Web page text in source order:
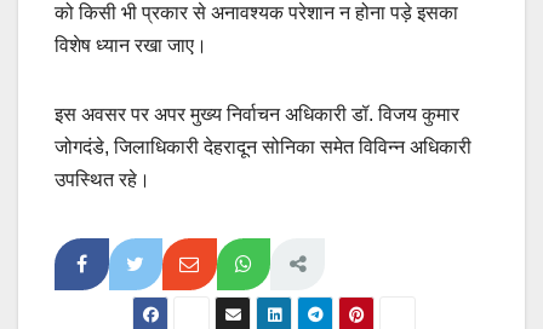
को किसी भी प्रकार से अनावश्यक परेशान न होना पड़े इसका
विशेष ध्यान रखा जाए।
इस अवसर पर अपर मुख्य निर्वाचन अधिकारी डॉ. विजय कुमार
जोगदंडे, जिलाधिकारी देहरादून सोनिका समेत विविन्न अधिकारी
उपस्थित रहे।